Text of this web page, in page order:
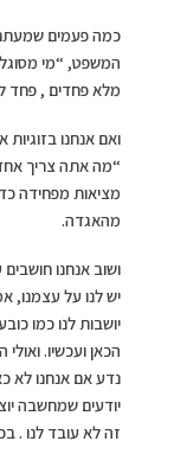
כמה פעמים
המשפט, “מי
מלא פחדים , פחד
ואם אנחנו
“מה אתה צריך אחד
מציאות מפחידה
מהאגדה.
ושוב אנחנו
יש לנו על עצמנו,
יושבות לנו כמו
הכאן ועכשיו.
נדע אם אנחנו לא
יודעים שמחשבה
זה לא עובד לנו .